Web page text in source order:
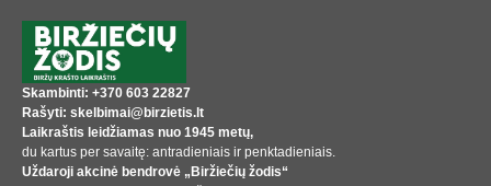
Skambinti: +370 603 22827
Rašyti: skelbimai@birzietis.lt
Laikraštis leidžiamas nuo 1945 metų,
du kartus per savaitę: antradieniais ir penktadieniais.
Uždaroji akcinė bendrovė „Biržiečių žodis“